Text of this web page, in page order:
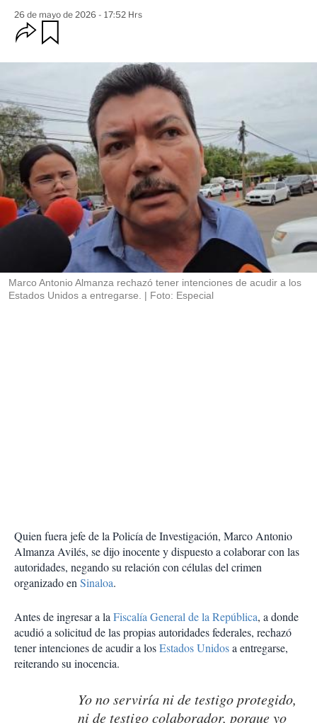
26 de mayo de 2026 - 17:52 Hrs
O
p
i
e
s
d
e
c
o
m
p
a
r
Marco Antonio Almanza rechazó tener intenciones de acudir a los
Estados Unidos a entregarse.
Foto: Especial
Quien fuera jefe de la Policía de Investigación, Marco Antonio
Almanza Avilés, se dijo inocente y dispuesto a colaborar con las
autoridades, negando su relación con células del crimen
organizado enSinaloa.
Antes de ingresar a laFiscalía General de la República, a donde
acudió a solicitud de las propias autoridades federales, rechazó
tener intenciones de acudir a losEstados Unidosa entregarse,
reiterando su inocencia.
Yo no serviría ni de testigo protegido,
ni de testigo colaborador, porque yo